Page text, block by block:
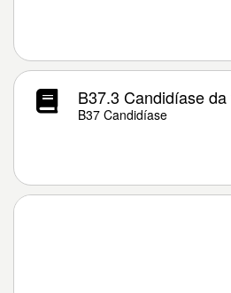
B37.3 Candidíase
B37 Candidíase